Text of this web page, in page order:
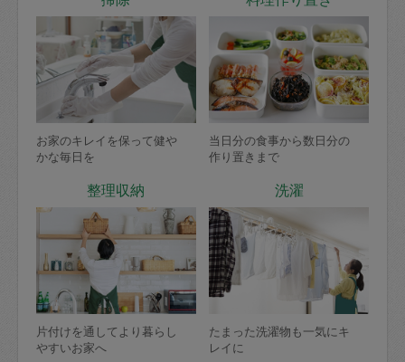
お家のキレイを保って健や
かな毎日を
当日分の食事から数日分の
作り置きまで
整理収納
片付けを通してより暮らし
やすいお家へ
洗濯
たまった洗濯物も一気にキ
レイに